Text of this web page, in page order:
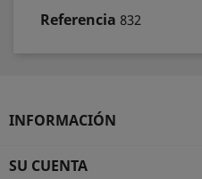
Referencia 832
INFORMACIÓN
SU CUENTA